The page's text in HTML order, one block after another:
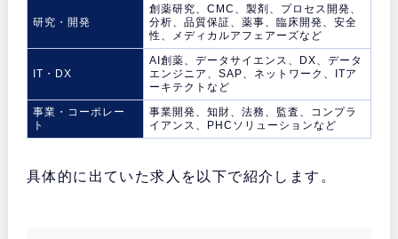
研究・開発
創薬研究、CMC、製剤、プロセス開発、
分析、品質保証、薬事、臨床開発、安全
性、メディカルアフェアーズなど
IT・DX
AI創薬、データサイエンス、DX、データ
エンジニア、SAP、ネットワーク、ITア
ーキテクトなど
事業・コーポレー
ト
事業開発、知財、法務、監査、コンプラ
イアンス、PHCソリューションなど
具体的に出ていた求人を以下で紹介します。